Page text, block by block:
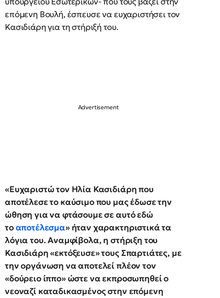
επόμενη Βουλή, έσπευσε να ευχαριστήσει τον
Κασιδιάρη για τη στήριξή του.
«Ευχαριστώ τον Ηλία Κασιδιάρη που
αποτέλεσε το καύσιμο που μας έδωσε την
ώθηση για να φτάσουμε σε αυτό εδώ
τοαποτέλεσμα» ήταν χαρακτηριστικά τα
λόγια του. Αναμφίβολα, η στήριξη του
Κασιδιάρη «εκτόξευσε» τους Σπαρτιάτες, με
την οργάνωση να αποτελεί πλέον τον
«δούρειο ίππο» ώστε να εκπροσωπηθεί ο
νεοναζί καταδικασμένος στην επόμενη